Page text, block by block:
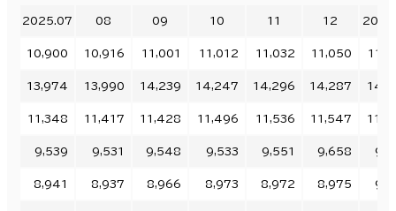
2025.07 08 09 10 11 12
10,900 10,916 11,001 11,012 11,032 11,050
13,974 13,990 14,239 14,247 14,296 14,287
11,348 11,417 11,428 11,496 11,536 11,547
9,539 9,531 9,548 9,533 9,551 9,658
8,941 8,937 8,966 8,973 8,972 8,975